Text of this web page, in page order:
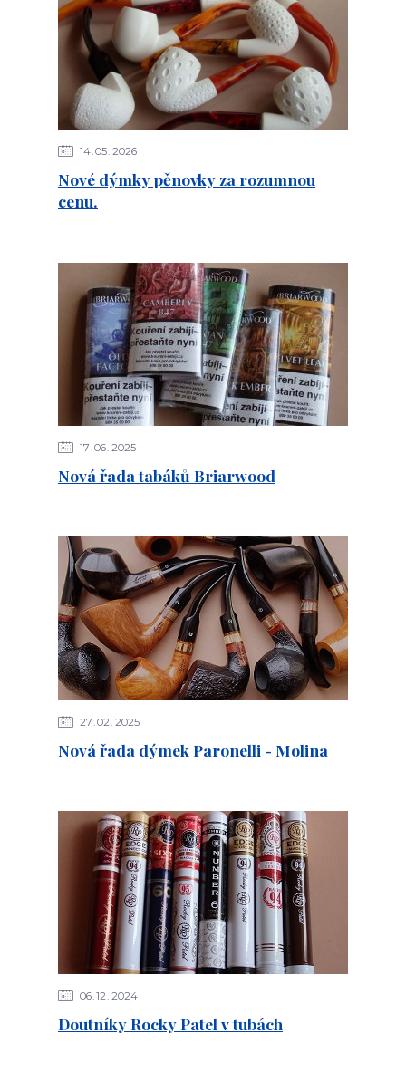
14 05 2026
Nové dýmky pěnovky za rozumnou
cenu.
17 06 2025
Nová řada tabáků Briarwood
27 02 2025
Nová řada dýmek Paronelli - Molina
06 12 2024
Doutníky Rocky Patel v tubách